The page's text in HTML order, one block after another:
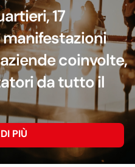
17
coinvolte,
da tutto il
PIÙ